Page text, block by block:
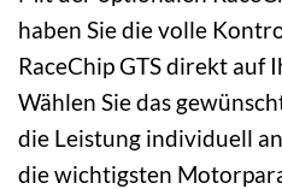
haben Sie die volle
RaceChip GTS direkt auf
Wählen Sie das
die Leistung individuell
die wichtigsten